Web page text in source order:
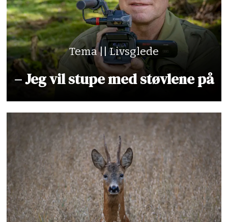
Tema || Livsglede
– Jeg vil stupe med støvlene på